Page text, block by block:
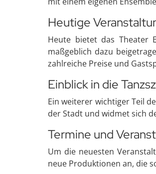
Heutige
Heute bietet das Theater
maßgeblich dazu
zahlreiche Preise und
Einblick in die
Ein weiterer wichtiger Teil
der Stadt und widmet sich
Termine und
Um die neuesten
neue Produktionen an, die